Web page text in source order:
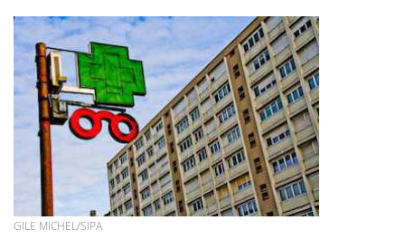
GILE MICHEL/SIPA